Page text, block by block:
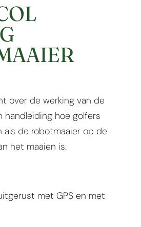
over de werking van de
handleiding hoe golfers
als de robotmaaier op de
het maaien is.
met GPS en met